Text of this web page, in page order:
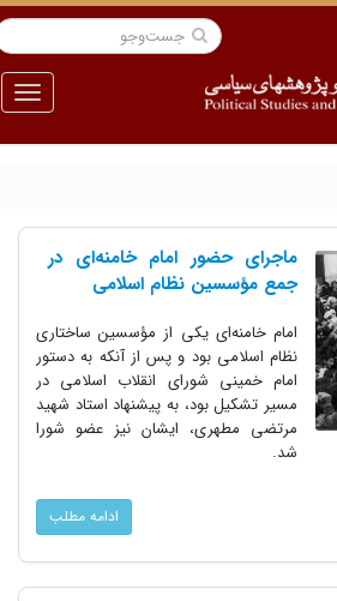
منو
ماجرای حضور امام ‌خامنه‌ای در
جمع مؤسسین نظام اسلامی
امام خامنه‌ای یکی از مؤسسین ساختاری
نظام اسلامی بود و پس از آنکه به دستور
امام خمینی شورای انقلاب اسلامی در
مسیر تشکیل بود، به پیشنهاد استاد شهید
مرتضی مطهری، ایشان نیز عضو شورا
شد.
ادامه مطلب